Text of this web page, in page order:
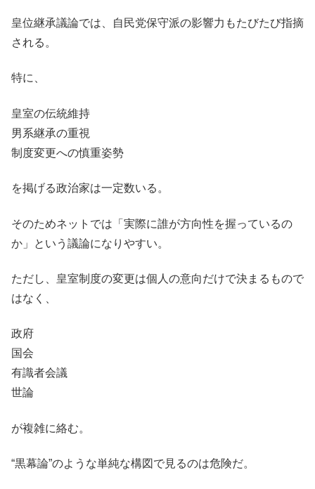
皇位継承議論では、自民党保守派の影響力もたびたび指摘
される。
特に、
皇室の伝統維持
男系継承の重視
制度変更への慎重姿勢
を掲げる政治家は一定数いる。
そのためネットでは「実際に誰が方向性を握っているの
か」という議論になりやすい。
ただし、皇室制度の変更は個人の意向だけで決まるもので
はなく、
政府
国会
有識者会議
世論
が複雑に絡む。
“黒幕論”のような単純な構図で見るのは危険だ。